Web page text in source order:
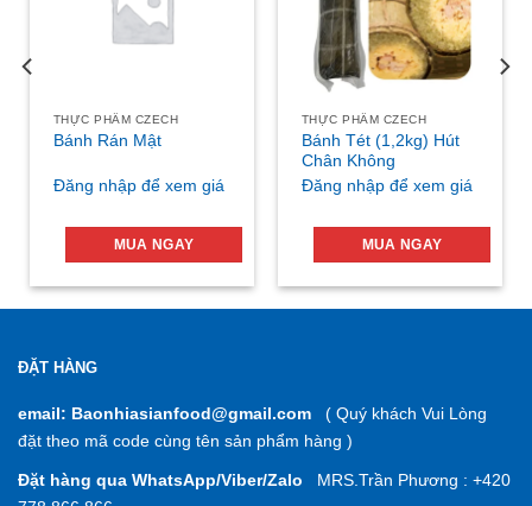
THỰC PHẨM CZECH
Bánh Rán Mật
Đăng nhập để xem giá
MUA NGAY
THỰC PHẨM CZECH
Bánh Tét (1,2kg) Hút
Chân Không
Đăng nhập để xem giá
MUA NGAY
ĐẶT HÀNG
email: Baonhiasianfood@gmail.com ( Quý khách Vui Lòng
đặt theo mã code cùng tên sản phẩm hàng )
Đặt hàng qua WhatsApp/Viber/Zalo MRS.Trần Phương : +420